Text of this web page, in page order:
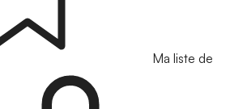
Ma liste de